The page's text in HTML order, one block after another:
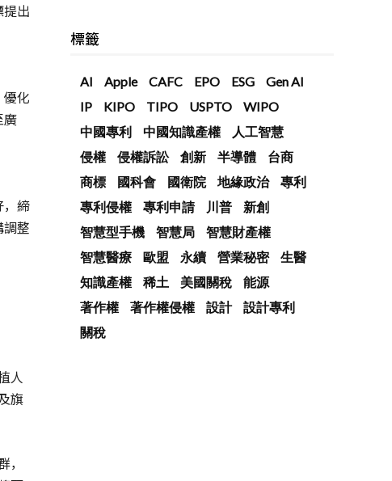
出
化
廣
，締
整
人
旗
標籤
AI Apple CAFC EPO ESG
Gen AI
IP
KIPO TIPO USPTO
WIPO
中國專利
中國知識產權
人工智慧
侵權
侵權訴訟 創新 半導體
台商
商標
國科會 國衛院 地緣政治
專利
專利侵權
專利申請 川普
新創
智慧型手機
智慧局
智慧財產權
智慧醫療
歐盟 永續 營業秘密
生醫
知識產權
稀土 美國關稅
能源
著作權
著作權侵權 設計
設計專利
關稅